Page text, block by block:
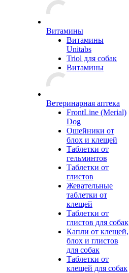
Витамины
Витамины
Unitabs
Triol для собак
Витамины
Ветеринарная аптека
FrontLine (Merial)
Dog
Ошейники от
блох и клещей
Таблетки от
гельминтов
Таблетки от
глистов
Жевательные
таблетки от
клещей
Таблетки от
глистов для собак
Капли от клещей,
блох и глистов
для собак
Таблетки от
клещей для собак